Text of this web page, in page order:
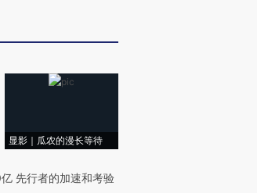
显影｜瓜农的漫长等待
先行者的加速和考验